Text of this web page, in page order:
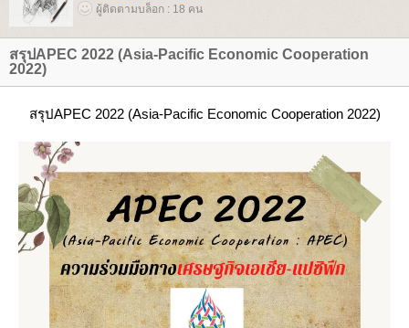
ผู้ติดตามบล็อก : 18 คน
สรุปAPEC 2022 (Asia-Pacific Economic Cooperation
2022)
สรุปAPEC 2022 (Asia-Pacific Economic Cooperation 2022)